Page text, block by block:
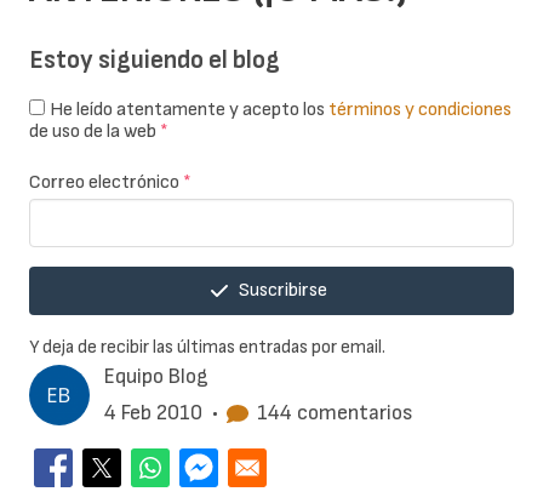
Equipo Blog
4 Feb 2010 • 144 comentarios
Estoy siguiendo el blog
He leído atentamente y acepto los términos y condiciones
de uso de la web *
Correo electrónico *
Suscribirse
Y deja de recibir las últimas entradas por email.